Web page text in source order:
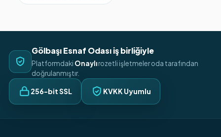
Gölbaşı Esnaf Odası iş birliğiyle
Platformdaki Onaylırozetli işletmeler oda tarafından
doğrulanmıştır.
256-bit SSL KVKK Uyumlu